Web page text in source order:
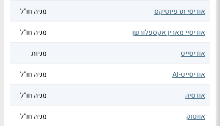
אודיסי תרפיוטיקס מניה חו"ל
אודיסיי מארין אקספלורשן מניה חו"ל
אודיסייט מניות
אודיסייט-AI מניה חו"ל
אודסיה מניה חו"ל
אווטוק מניה חו"ל